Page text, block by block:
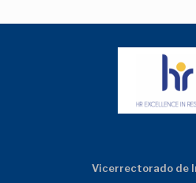
Vicerrectorado de